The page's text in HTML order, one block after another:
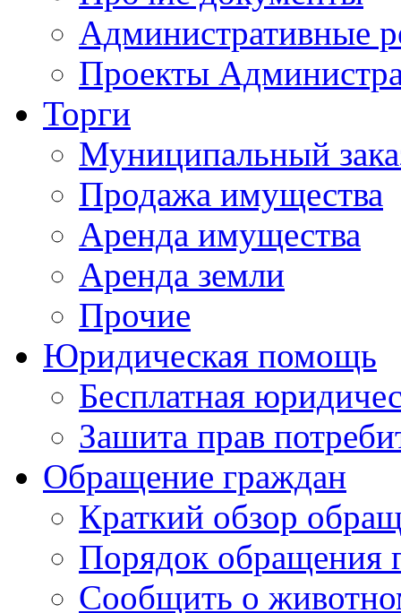
Административные
Проекты
Торги
Муниципальный
Продажа имущества
Аренда имущества
Аренда земли
Прочие
Юридическая помощь
Бесплатная
Зашита прав
Обращение граждан
Краткий обзор
Порядок обращения
Сообщить о